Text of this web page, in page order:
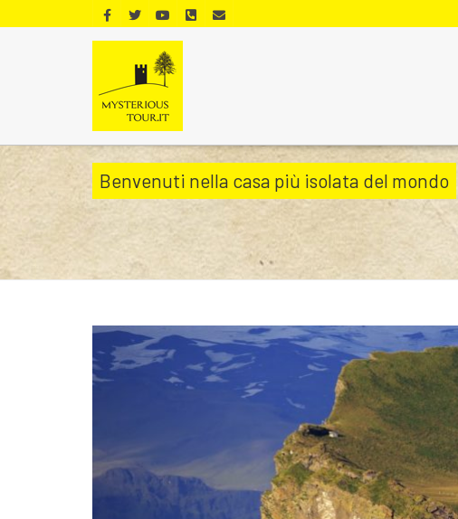
Benvenuti nella casa più isolata del mondo